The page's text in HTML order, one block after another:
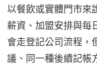
以餐飲或實體門市來
薪資、加盟安排與每
會走登記公司流程，
議、同一種後續記帳